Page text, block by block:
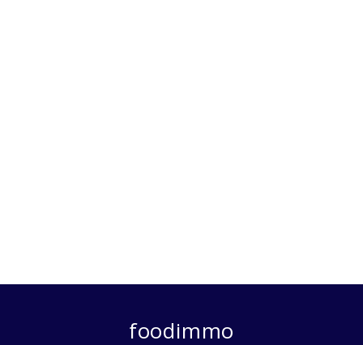
foodimmo